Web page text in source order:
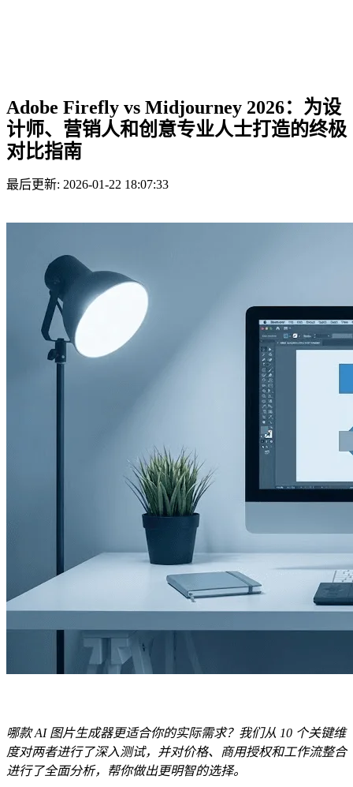
Adobe Firefly vs Midjourney 2026：为设
计师、营销人和创意专业人士打造的终极
对比指南
最后更新: 2026-01-22 18:07:33
哪款 AI 图片生成器更适合你的实际需求？我们从 10 个关键维
度对两者进行了深入测试，并对价格、商用授权和工作流整合
进行了全面分析，帮你做出更明智的选择。